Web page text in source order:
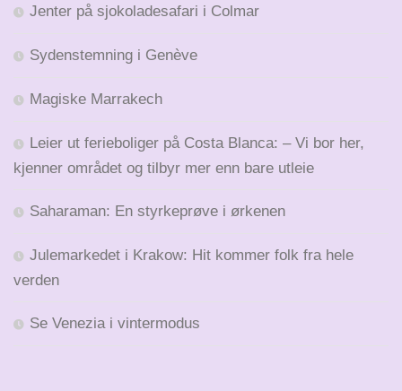
Jenter på sjokoladesafari i Colmar
Sydenstemning i Genève
Magiske Marrakech
Leier ut ferieboliger på Costa Blanca: – Vi bor her,
kjenner området og tilbyr mer enn bare utleie
Saharaman: En styrkeprøve i ørkenen
Julemarkedet i Krakow: Hit kommer folk fra hele
verden
Se Venezia i vintermodus